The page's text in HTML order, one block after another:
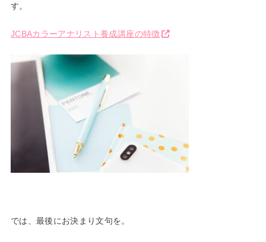
す。
JCBAカラーアナリスト養成講座の特徴
では、最後にお決まり文句を。